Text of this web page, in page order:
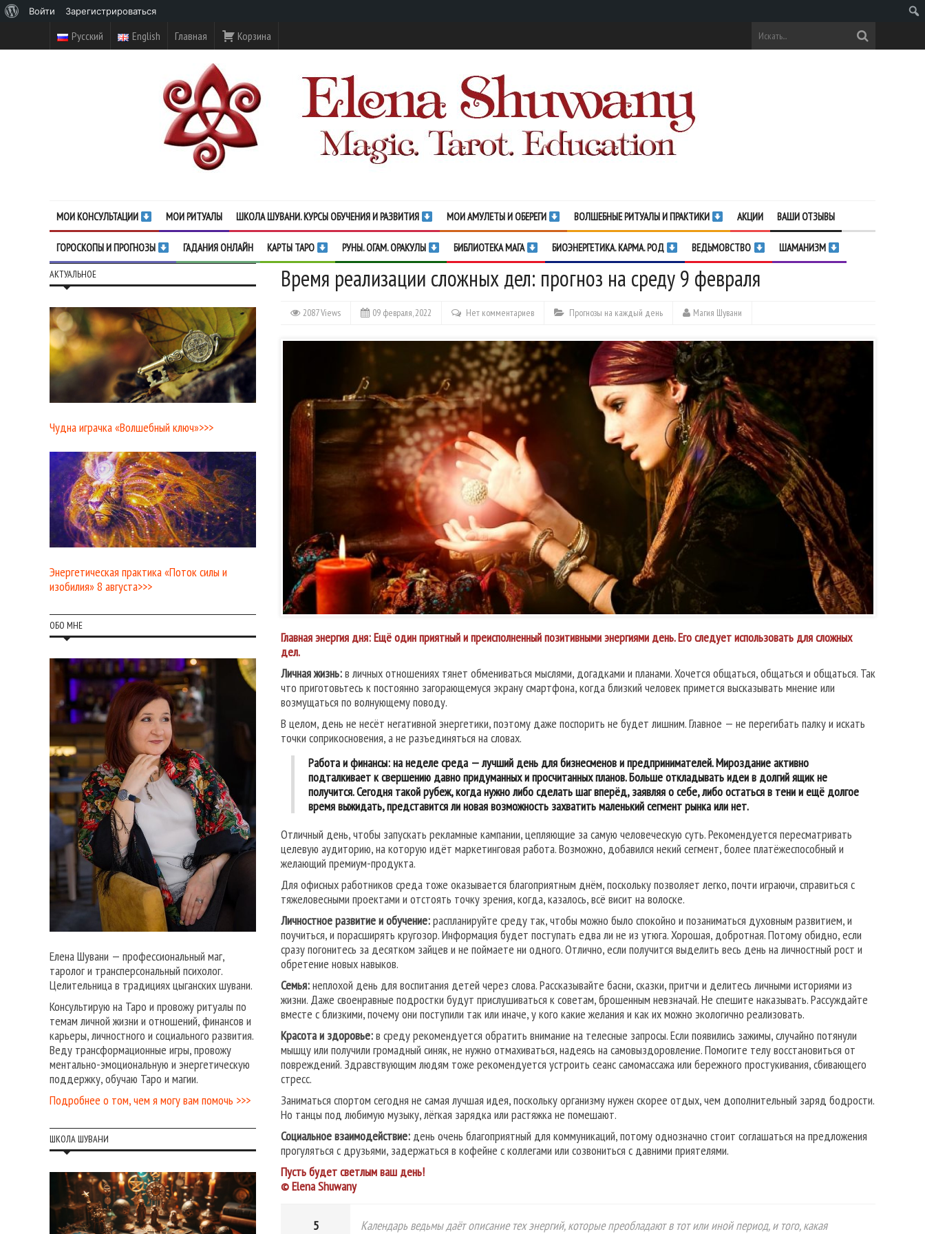
Русский English Главная Корзина
МОИ КОНСУЛЬТАЦИИ МОИ РИТУАЛЫ ШКОЛА ШУВАНИ. КУРСЫ ОБУЧЕНИЯ И РАЗВИТИЯ МОИ АМУЛЕТЫ И ОБЕРЕГИ ВОЛШЕБНЫЕ РИТУАЛЫ И ПРАКТИКИ АКЦИИ ВАШИ ОТЗЫВЫ
ГОРОСКОПЫ И ПРОГНОЗЫ ГАДАНИЯ ОНЛАЙН КАРТЫ ТАРО РУНЫ. ОГАМ. ОРАКУЛЫ БИБЛИОТЕКА МАГА БИОЭНЕРГЕТИКА. КАРМА. РОД ВЕДЬМОВСТВО ШАМАНИЗМ
Время реализации сложных дел: прогноз на среду 9 февраля
2087 Views 09 февраля, 2022 Нет комментариев Прогнозы на каждый день Магия Шувани
Главная энергия дня:Ещё один приятный и преисполненный позитивными энергиями день. Его следует использовать для сложных
дел.
Личная жизнь:в личных отношениях тянет обмениваться мыслями, догадками и планами. Хочется общаться, общаться и общаться. Так
что приготовьтесь к постоянно загорающемуся экрану смартфона, когда близкий человек примется высказывать мнение или
возмущаться по волнующему поводу.
В целом, день не несёт негативной энергетики, поэтому даже поспорить не будет лишним. Главное — не перегибать палку и искать
точки соприкосновения, а не разъединяться на словах.
Работа и финансы:на неделе среда — лучший день для бизнесменов и предпринимателей. Мироздание активно
подталкивает к свершению давно придуманных и просчитанных планов. Больше откладывать идеи в долгий ящик не
получится. Сегодня такой рубеж, когда нужно либо сделать шаг вперёд, заявляя о себе, либо остаться в тени и ещё долгое
время выжидать, представится ли новая возможность захватить маленький сегмент рынка или нет.
Отличный день, чтобы запускать рекламные кампании, цепляющие за самую человеческую суть. Рекомендуется пересматривать
целевую аудиторию, на которую идёт маркетинговая работа. Возможно, добавился некий сегмент, более платёжеспособный и
желающий премиум-продукта.
Для офисных работников среда тоже оказывается благоприятным днём, поскольку позволяет легко, почти играючи, справиться с
тяжеловесными проектами и отстоять точку зрения, когда, казалось, всё висит на волоске.
Личностное развитие и обучение:распланируйте среду так, чтобы можно было спокойно и позаниматься духовным развитием, и
поучиться, и порасширять кругозор. Информация будет поступать едва ли не из утюга. Хорошая, добротная. Потому обидно, если
сразу погонитесь за десятком зайцев и не поймаете ни одного. Отлично, если получится выделить весь день на личностный рост и
обретение новых навыков.
Семья:неплохой день для воспитания детей через слова. Рассказывайте басни, сказки, притчи и делитесь личными историями из
жизни. Даже своенравные подростки будут прислушиваться к советам, брошенным невзначай. Не спешите наказывать. Рассуждайте
вместе с близкими, почему они поступили так или иначе, у кого какие желания и как их можно экологично реализовать.
Красота и здоровье:в среду рекомендуется обратить внимание на телесные запросы. Если появились зажимы, случайно потянули
мышцу или получили громадный синяк, не нужно отмахиваться, надеясь на самовыздоровление. Помогите телу восстановиться от
повреждений. Здравствующим людям тоже рекомендуется устроить сеанс самомассажа или бережного простукивания, сбивающего
стресс.
Заниматься спортом сегодня не самая лучшая идея, поскольку организму нужен скорее отдых, чем дополнительный заряд бодрости.
Но танцы под любимую музыку, лёгкая зарядка или растяжка не помешают.
Социальное взаимодействие: день очень благоприятный для коммуникаций, потому однозначно стоит соглашаться на предложения
прогуляться с друзьями, задержаться в кофейне с коллегами или созвониться с давними приятелями.
Пусть будет светлым ваш день!
© ElenaShuwany
5
Календарь ведьмы даёт описание тех энергий, которые преобладают в тот или иной период, и того, какая
АКТУАЛЬНОЕ
Чудна играчка «Волшебный ключ»>>>
Энергетическая практика «Поток силы и
изобилия» 8 августа>>>
ОБО МНЕ
Елена Шувани — профессиональный маг,
таролог и трансперсональный психолог.
Целительница в традициях цыганских шувани.
Консультирую на Таро и провожу ритуалы по
темам личной жизни и отношений, финансов и
карьеры, личностного и социального развития.
Веду трансформационные игры, провожу
ментально-эмоциональную и энергетическую
поддержку, обучаю Таро и магии.
Подробнее о том, чем я могу вам помочь >>>
ШКОЛА ШУВАНИ
WordPress
Войти Зарегистрироваться